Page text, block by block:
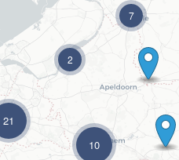
2
7
21
10